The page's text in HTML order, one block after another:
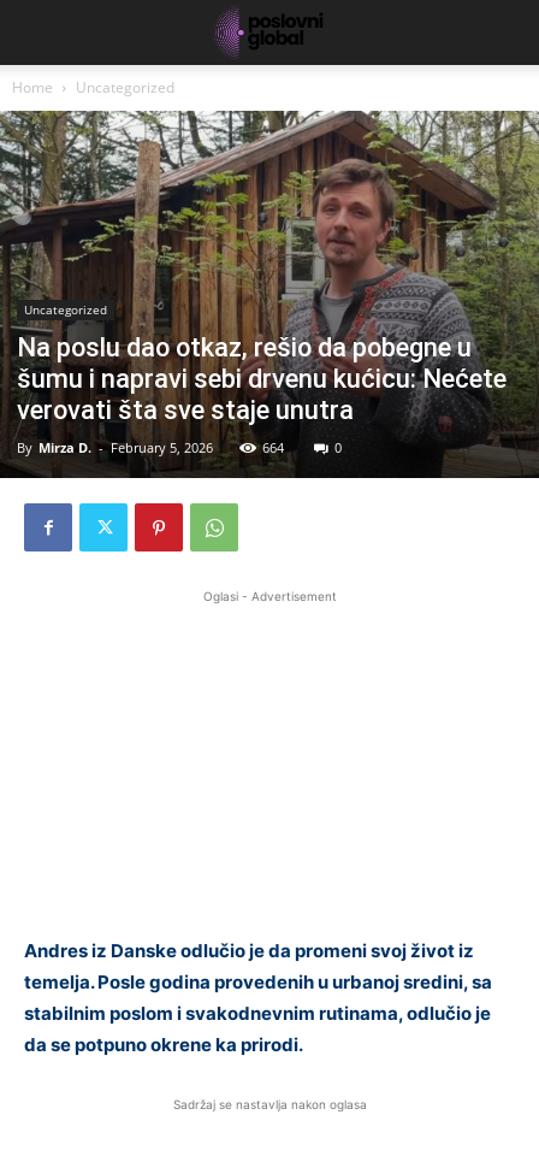
Home Uncategorized
Uncategorized
Na poslu dao otkaz, rešio da pobegne u
šumu i napravi sebi drvenu kućicu: Nećete
verovati šta sve staje unutra
By Mirza D. - February 5, 2026 664 0
Oglasi - Advertisement
Andres iz Danske odlučio je da promeni svoj život iz
temelja. Posle godina provedenih u urbanoj sredini, sa
stabilnim poslom i svakodnevnim rutinama, odlučio je
da se potpuno okrene ka prirodi.
Sadržaj se nastavlja nakon oglasa